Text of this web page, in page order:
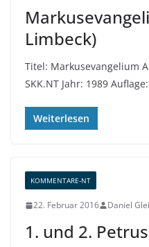
Limbeck)
Titel: Markusevangelium
SKK.NT Jahr: 1989
Weiterlesen
KOMMENTARE-NT
22. Februar 2016 Daniel
1. und 2.